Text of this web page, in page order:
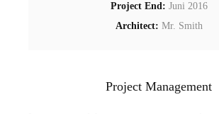
Project End: Juni 2016
Architect: Mr. Smith
Project Management